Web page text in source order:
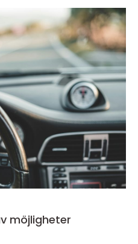
möjligheter